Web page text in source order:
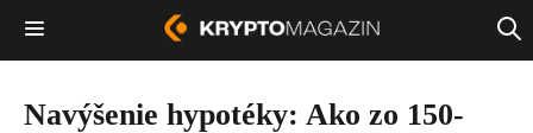
Navýšenie hypotéky: Ako zo 150-